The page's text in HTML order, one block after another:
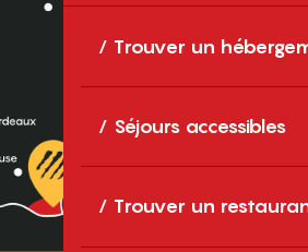
Trouver un
Séjours accessibles
Trouver un